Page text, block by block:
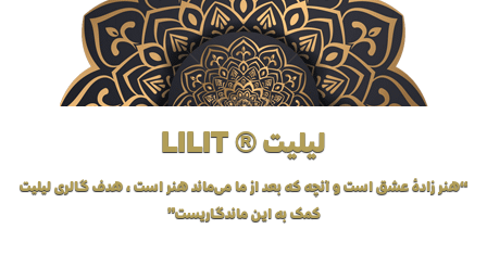
لیلیت ® LILIT
“هنر زادهٔ عشق است و آنچه که بعد از ما می‌ماند هنر است، هدف گالری لیلیت
کمک به این ماندگاریست”